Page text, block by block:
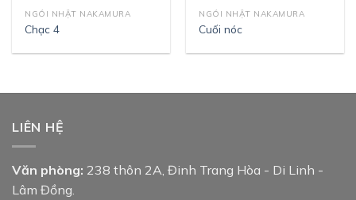
NGÓI NHẬT NAKAMURA
Chạc 4
NGÓI NHẬT NAKAMURA
Cuối nóc
LIÊN HỆ
Văn phòng: 238 thôn 2A, Đinh Trang Hòa - Di Linh -
Lâm Đồng.